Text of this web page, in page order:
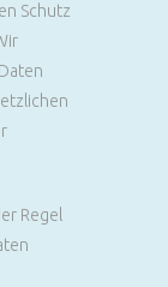
Schutz
Regel